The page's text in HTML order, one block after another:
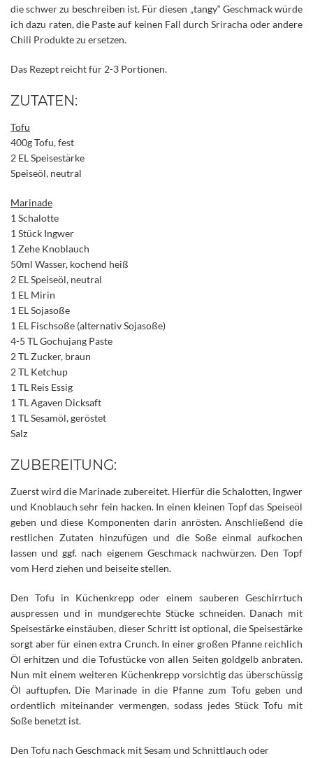
die schwer zu beschreiben ist. Für diesen „tangy“ Geschmack würde
ich dazu raten, die Paste auf keinen Fall durch Sriracha oder andere
Chili Produkte zu ersetzen.
Das Rezept reicht für 2-3 Portionen.
ZUTATEN:
Tofu
400g Tofu, fest
2 EL Speisestärke
Speiseöl, neutral
Marinade
1 Schalotte
1 Stück Ingwer
1 Zehe Knoblauch
50ml Wasser, kochend heiß
2 EL Speiseöl, neutral
1 EL Mirin
1 EL Sojasoße
1 EL Fischsoße (alternativ Sojasoße)
4-5 TL Gochujang Paste
2 TL Zucker, braun
2 TL Ketchup
1 TL Reis Essig
1 TL Agaven Dicksaft
1 TL Sesamöl, geröstet
Salz
ZUBEREITUNG:
Zuerst wird die Marinade zubereitet. Hierfür die Schalotten, Ingwer
und Knoblauch sehr fein hacken. In einen kleinen Topf das Speiseöl
geben und diese Komponenten darin anrösten. Anschließend die
restlichen Zutaten hinzufügen und die Soße einmal aufkochen
lassen und ggf. nach eigenem Geschmack nachwürzen. Den Topf
vom Herd ziehen und beiseite stellen.
Den Tofu in Küchenkrepp oder einem sauberen Geschirrtuch
auspressen und in mundgerechte Stücke schneiden. Danach mit
Speisestärke einstäuben, dieser Schritt ist optional, die Speisestärke
sorgt aber für einen extra Crunch. In einer großen Pfanne reichlich
Öl erhitzen und die Tofustücke von allen Seiten goldgelb anbraten.
Nun mit einem weiteren Küchenkrepp vorsichtig das überschüssig
Öl auftupfen. Die Marinade in die Pfanne zum Tofu geben und
ordentlich miteinander vermengen, sodass jedes Stück Tofu mit
Soße benetzt ist.
Den Tofu nach Geschmack mit Sesam und Schnittlauch oder